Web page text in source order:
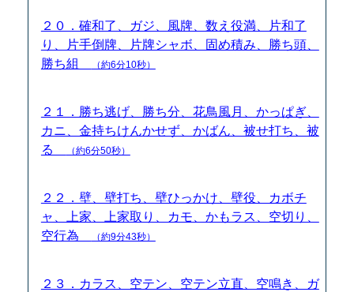
２０．確和了、ガジ、風牌、数え役満、片和了
り、片手倒牌、片牌シャボ、固め積み、勝ち頭、
勝ち組
（約6分10秒）
２１．勝ち逃げ、勝ち分、花鳥風月、かっぱぎ、
カニ、金持ちけんかせず、かばん、被せ打ち、被
る
（約6分50秒）
２２．壁、壁打ち、壁ひっかけ、壁役、カボチ
ャ、上家、上家取り、カモ、かもラス、空切り、
空行為
（約9分43秒）
２３．カラス、空テン、空テン立直、空鳴き、ガ